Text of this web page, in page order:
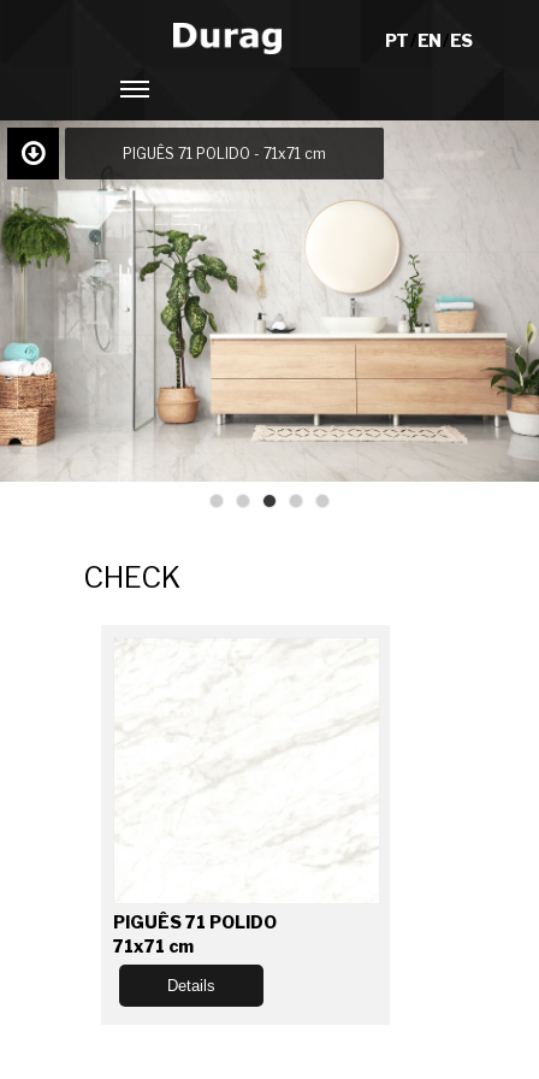
PT EN/ES
PIGUÊS 71 POLIDO - 71x71 cm
CHECK
PIGUÊS 71 POLIDO
71x71 cm
Details